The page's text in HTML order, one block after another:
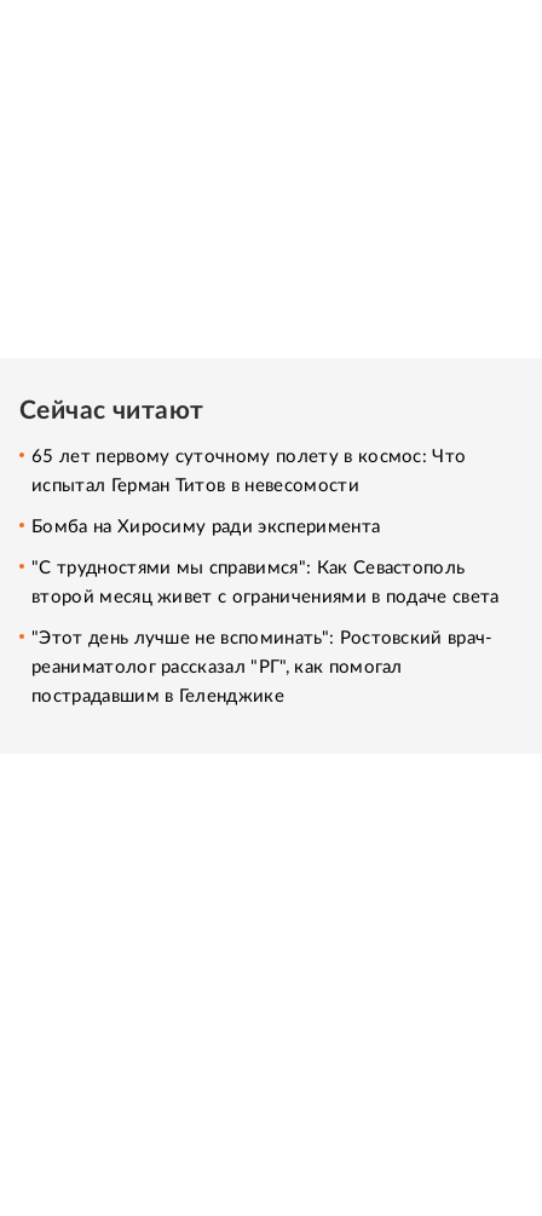
Сейчас читают
65 лет первому суточному полету в космос: Что
испытал Герман Титов в невесомости
Бомба на Хиросиму ради эксперимента
"С трудностями мы справимся": Как Севастополь
второй месяц живет с ограничениями в подаче света
"Этот день лучше не вспоминать": Ростовский врач-
реаниматолог рассказал "РГ", как помогал
пострадавшим в Геленджике